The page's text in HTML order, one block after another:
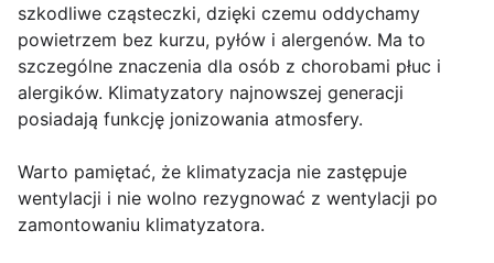
szkodliwe cząsteczki, dzięki czemu oddychamy
powietrzem bez kurzu, pyłów i alergenów. Ma to
szczególne znaczenia dla osób z chorobami płuc i
alergików. Klimatyzatory najnowszej generacji
posiadają funkcję jonizowania atmosfery.
Warto pamiętać, że klimatyzacja nie zastępuje
wentylacji i nie wolno rezygnować z wentylacji po
zamontowaniu klimatyzatora.